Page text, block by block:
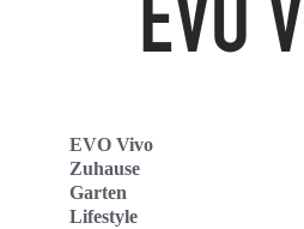
EVO Vivo
Zuhause
Garten
Lifestyle